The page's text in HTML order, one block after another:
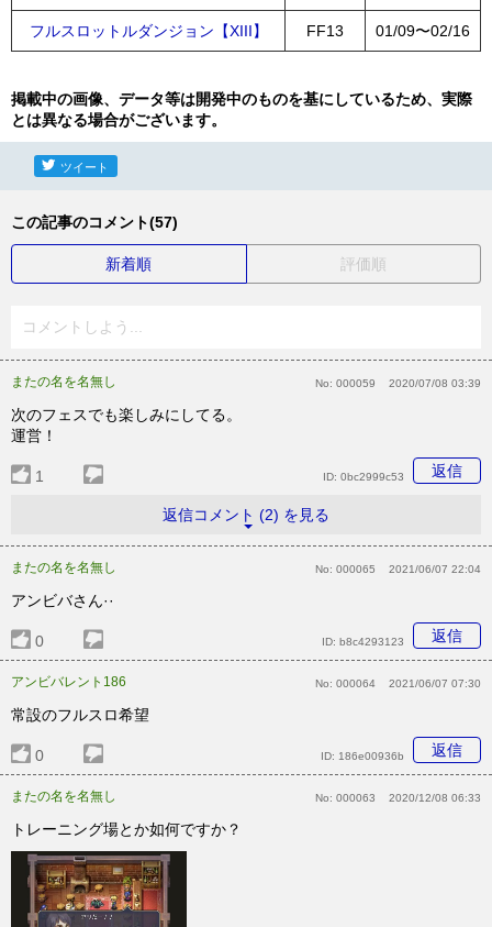
フルスロットルダンジョン【XIII】 FF13 01/09〜02/16
掲載中の画像、データ等は開発中のものを基にしているため、実際
とは異なる場合がございます。
ツイート
この記事のコメント(57)
新着順 評価順
コメントしよう...
またの名を名無し No: 000059 2020/07/08 03:39
次のフェスでも楽しみにしてる。
運営！
1 返信
ID: 0bc2999c53
返信コメント (2) を見る
またの名を名無し No: 000065 2021/06/07 22:04
アンビバさん··
0 返信
ID: b8c4293123
アンビバレント186 No: 000064 2021/06/07 07:30
常設のフルスロ希望
0 返信
ID: 186e00936b
またの名を名無し No: 000063 2020/12/08 06:33
トレーニング場とか如何ですか？